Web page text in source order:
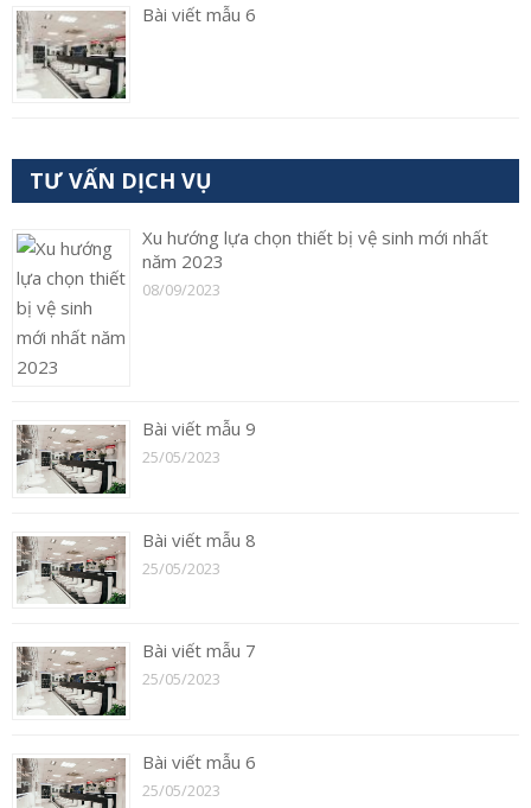
Bài viết mẫu 6
TƯ VẤN DỊCH VỤ
Xu hướng lựa chọn thiết bị vệ sinh mới nhất
năm 2023
08/09/2023
Bài viết mẫu 9
25/05/2023
Bài viết mẫu 8
25/05/2023
Bài viết mẫu 7
25/05/2023
Bài viết mẫu 6
25/05/2023